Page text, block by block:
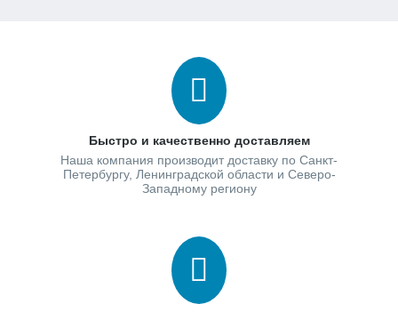
Быстро и качественно доставляем
Наша компания производит доставку по Санкт-
Петербургу, Ленинградской области и Северо-
Западному региону